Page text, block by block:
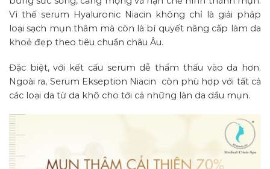
Vì thế serum Hyaluronic Niacin không chỉ là giải pháp
loại sạch mụn thâm mà còn là bí quyết nâng cấp làm da
khoẻ đẹp theo tiêu chuẩn châu Âu.
Đặc biệt, với kết cấu serum dễ thẩm thấu vào da hơn.
Ngoài ra, Serum Ekseption Niacin còn phù hợp với tất cả
các loại da từ da khô cho tới cả những làn da dầu mụn.